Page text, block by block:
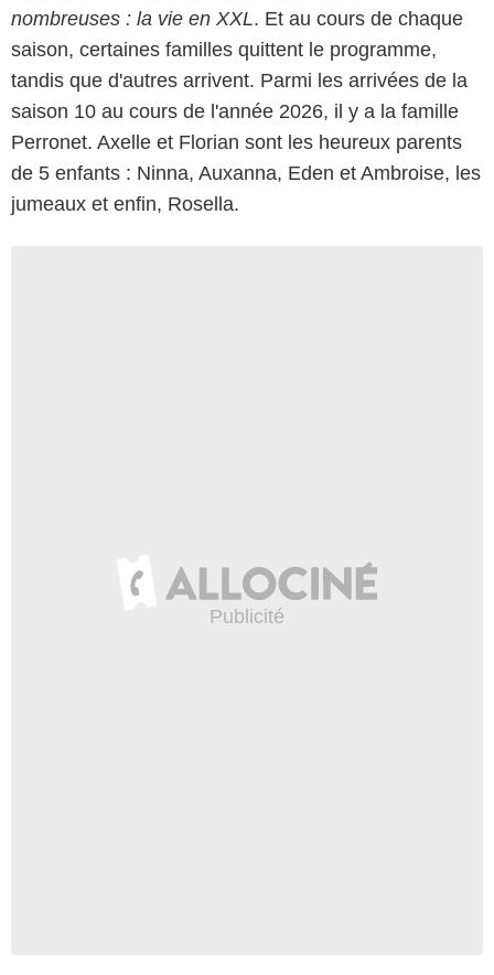
nombreuses : la vie en XXL. Et au cours de chaque
saison, certaines familles quittent le programme,
tandis que d'autres arrivent. Parmi les arrivées de la
saison 10 au cours de l'année 2026, il y a la famille
Perronet. Axelle et Florian sont les heureux parents
de 5 enfants : Ninna, Auxanna, Eden et Ambroise, les
jumeaux et enfin, Rosella.